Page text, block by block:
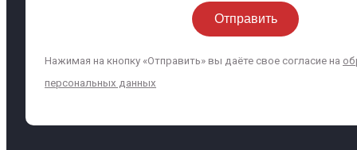
Нажимая на кнопку «Отправить» вы даёте свое согласие на
персональных данных